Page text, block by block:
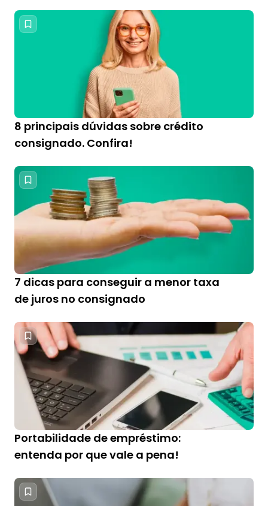
8 principais dúvidas sobre crédito
consignado. Confira!
7 dicas para conseguir a menor taxa
de juros no consignado
Portabilidade de empréstimo:
entenda por que vale a pena!